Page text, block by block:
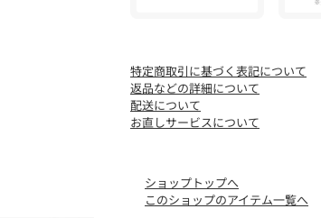
特定商取引に基づく表記について
返品などの詳細について
配送について
お直しサービスについて
ショップトップへ
このショップのアイテム一覧へ